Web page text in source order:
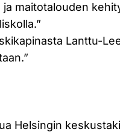
ja maitotalouden
Lanttu-
Helsingin